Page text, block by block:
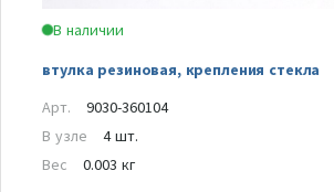
В наличии
втулка резиновая, крепления стекла
Арт.
9030-360104
В узле
4 шт.
Вес
0.003 кг